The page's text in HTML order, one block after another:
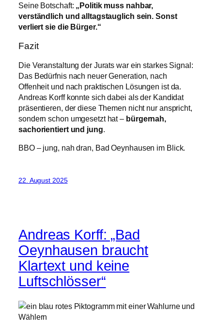
Seine Botschaft: „Politik muss nahbar,
verständlich und alltagstauglich sein. Sonst
verliert sie die Bürger.“
Fazit
Die Veranstaltung der Jurats war ein starkes Signal:
Das Bedürfnis nach neuer Generation, nach
Offenheit und nach praktischen Lösungen ist da.
Andreas Korff konnte sich dabei als der Kandidat
präsentieren, der diese Themen nicht nur anspricht,
sondern schon umgesetzt hat – bürgernah,
sachorientiert und jung.
BBO – jung, nah dran, Bad Oeynhausen im Blick.
22. August 2025
Andreas Korff: „Bad
Oeynhausen braucht
Klartext und keine
Luftschlösser“